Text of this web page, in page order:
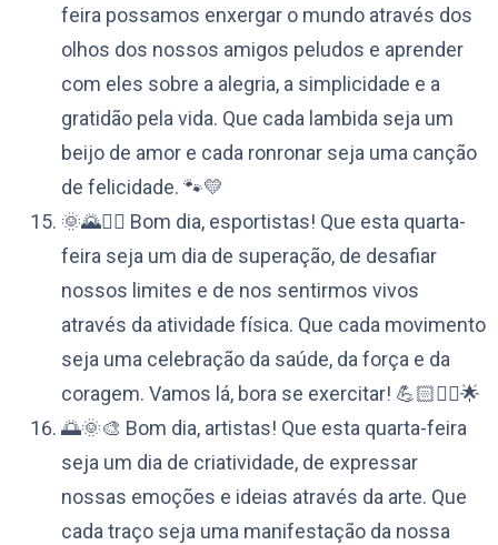
feira possamos enxergar o mundo através dos
olhos dos nossos amigos peludos e aprender
com eles sobre a alegria, a simplicidade e a
gratidão pela vida. Que cada lambida seja um
beijo de amor e cada ronronar seja uma canção
de felicidade. 🐾💛
🌞🌄🚴‍♀️ Bom dia, esportistas! Que esta quarta-
feira seja um dia de superação, de desafiar
nossos limites e de nos sentirmos vivos
através da atividade física. Que cada movimento
seja uma celebração da saúde, da força e da
coragem. Vamos lá, bora se exercitar! 💪🏻🚴‍♀️🌟
🌅🌞🎨 Bom dia, artistas! Que esta quarta-feira
seja um dia de criatividade, de expressar
nossas emoções e ideias através da arte. Que
cada traço seja uma manifestação da nossa